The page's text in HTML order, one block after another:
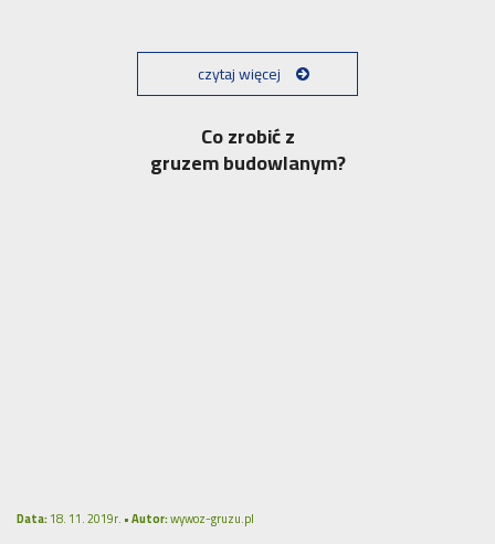
czytaj więcej
Co zrobić z
gruzem budowlanym?
Data:18. 11. 2019r. •Autor:wywoz-gruzu.pl